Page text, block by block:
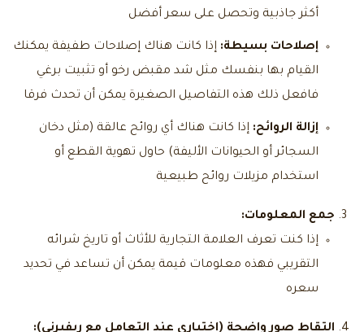
أكثر جاذبية وتحصل على سعر أفضل
إصلاحات بسيطة: إذا كانت هناك إصلاحات طفيفة يمكنك
القيام بها بنفسك مثل شد مقبض رخو أو تثبيت برغي
فافعل ذلك هذه التفاصيل الصغيرة يمكن أن تحدث فرقا
إزالة الروائح: إذا كانت هناك أي روائح عالقة (مثل دخان
السجائر أو الحيوانات الأليفة) حاول تهوية القطع أو
استخدام مزيلات روائح طبيعية
جمع المعلومات:
إذا كنت تعرف العلامة التجارية للأثاث أو تاريخ شرائه
التقريبي فهذه معلومات قيمة يمكن أن تساعد في تحديد
سعره
التقاط صور واضحة (اختياري عند التعامل مع ريفيرني):